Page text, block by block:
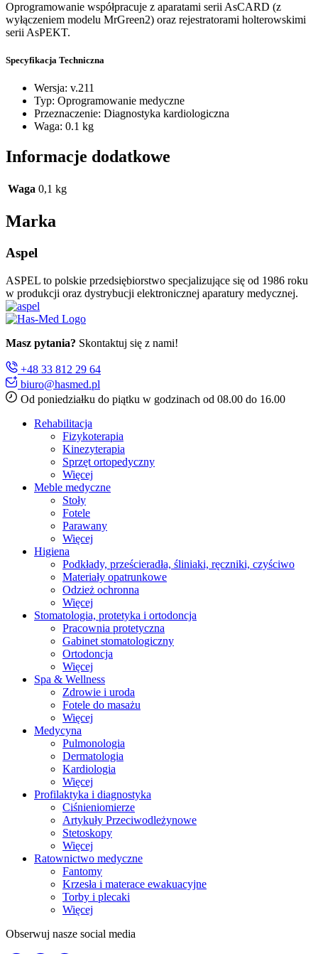
Oprogramowanie współpracuje z aparatami serii AsCARD (z
wyłączeniem modelu MrGreen2) oraz rejestratorami holterowskimi
serii AsPEKT.
Specyfikacja Techniczna
Wersja: v.211
Typ: Oprogramowanie medyczne
Przeznaczenie: Diagnostyka kardiologiczna
Waga: 0.1 kg
Informacje dodatkowe
Waga 0,1 kg
Marka
Aspel
ASPEL to polskie przedsiębiorstwo specjalizujące się od 1986 roku
w produkcji oraz dystrybucji elektronicznej aparatury medycznej.
Masz pytania? Skontaktuj się z nami!
+48 33 812 29 64
biuro@hasmed.pl
Od poniedziałku do piątku w godzinach od 08.00 do 16.00
Rehabilitacja
Fizykoterapia
Kinezyterapia
Sprzęt ortopedyczny
Więcej
Meble medyczne
Stoły
Fotele
Parawany
Więcej
Higiena
Podkłady, prześcieradła, śliniaki, ręczniki, czyściwo
Materiały opatrunkowe
Odzież ochronna
Więcej
Stomatologia, protetyka i ortodoncja
Pracownia protetyczna
Gabinet stomatologiczny
Ortodoncja
Więcej
Spa & Wellness
Zdrowie i uroda
Fotele do masażu
Więcej
Medycyna
Pulmonologia
Dermatologia
Kardiologia
Więcej
Profilaktyka i diagnostyka
Ciśnieniomierze
Artykuły Przeciwodleżynowe
Stetoskopy
Więcej
Ratownictwo medyczne
Fantomy
Krzesła i materace ewakuacyjne
Torby i plecaki
Więcej
Obserwuj nasze social media